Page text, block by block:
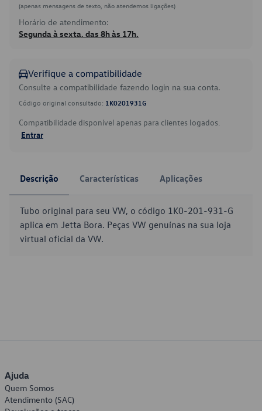
(apenas mensagens de texto, não atendemos ligações)
Horário de atendimento:
Segunda à sexta, das 8h às 17h.
Verifique a compatibilidade
Consulte a compatibilidade fazendo login na sua conta.
Código original consultado: 1K0201931G
Compatibilidade disponível apenas para clientes logados.
Entrar
Descrição Características Aplicações
Tubo original para seu VW, o código 1K0-201-931-G
aplica em Jetta Bora. Peças VW genuínas na sua loja
virtual oficial da VW.
Ajuda
Quem Somos
Atendimento (SAC)